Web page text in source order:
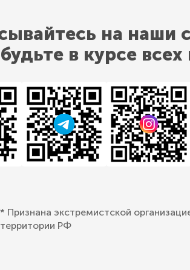
на наши
в курсе
* Признана экстремистской
территории РФ